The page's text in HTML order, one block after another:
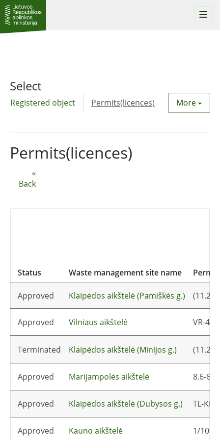
Select
Registered object Permits(licences) Utility
More
«
Back
Permits(licences)
Status Waste management site name
Approved Klaipėdos aikštelė (Pamiškės g.) (11.2)-
Approved Vilniaus aikštelė VR-
Terminated Klaipėdos aikštelė (Minijos g.) (11.2)-
Approved Marijampolės aikštelė 8.6-66/
Approved Klaipėdos aikštelė (Dubysos g.) TL-
Approved Kauno aikštelė 1/10 /